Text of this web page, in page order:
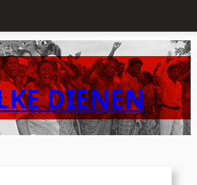
DIENEN